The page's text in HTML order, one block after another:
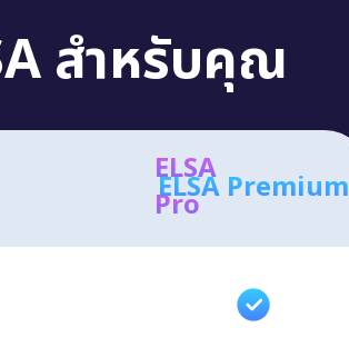
สำหรับคุณ
ELSA
Pro
ELSA Premium